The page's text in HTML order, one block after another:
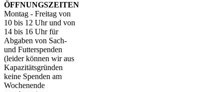
ÖFFNUNGSZEITEN
Montag - Freitag von
10 bis 12 Uhr und von
14 bis 16 Uhr für
Abgaben von Sach-
und Futterspenden
(leider können wir aus
Kapazitätsgründen
keine Spenden am
Wochenende